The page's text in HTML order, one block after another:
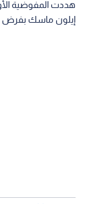
هددت المفوضية
إيلون ماسك بفرض